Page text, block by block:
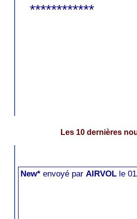
************
Les 10 dernières
New* envoyé par AIRVOL le